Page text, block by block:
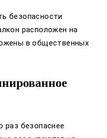
безопасности
расположен на
в общественных
раз безопаснее